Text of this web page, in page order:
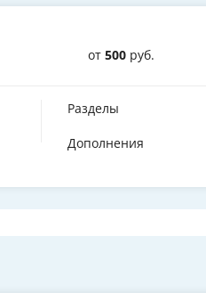
от 500 руб.
Разделы
Дополнения